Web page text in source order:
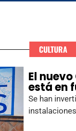
CULTURA
El
está en
Se han
instalaciones